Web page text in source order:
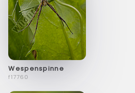
Wespenspinne
f17760